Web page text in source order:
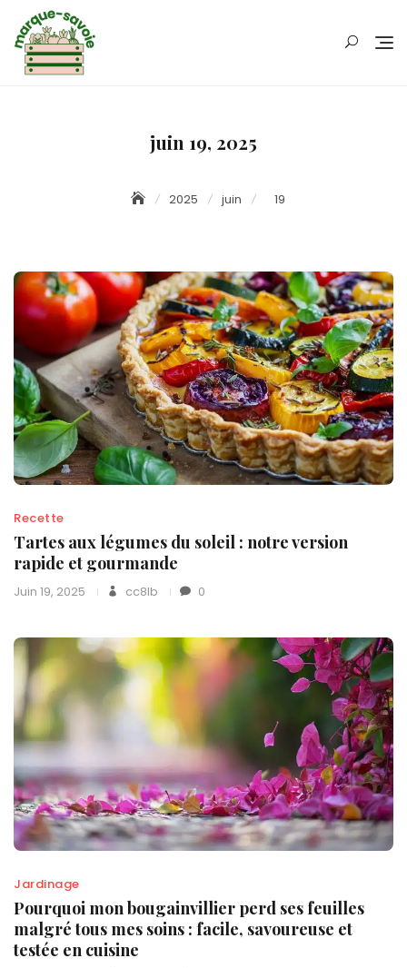
content
juin 19, 2025
2025 juin 19
Recette
Tartes aux légumes du soleil : notre version
rapide et gourmande
Juin 19, 2025 cc8lb 0
Jardinage
Pourquoi mon bougainvillier perd ses feuilles
malgré tous mes soins : facile, savoureuse et
testée en cuisine